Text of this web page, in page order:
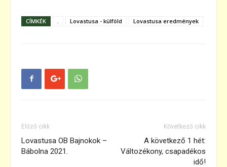
CÍMKÉK Lovastusa - külföld Lovastusa eredmények
Előző cikk
Lovastusa OB Bajnokok –
Bábolna 2021.
Következő cikk
A következő 1 hét:
Változékony, csapadékos
idő!